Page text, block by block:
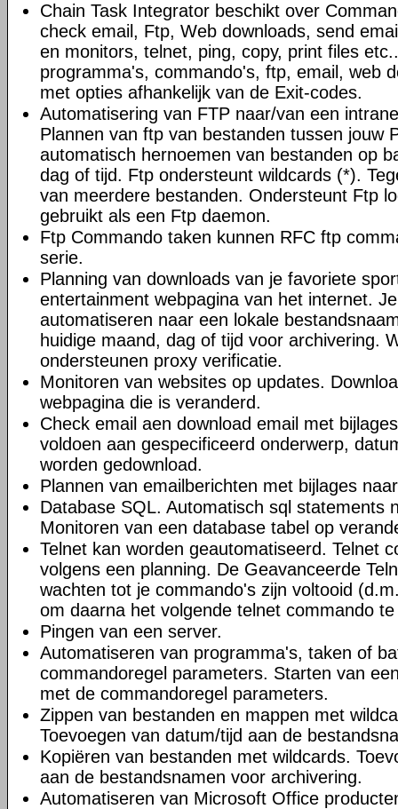
Chain Task Integrator beschikt over
check email, Ftp, Web downloads, send
en monitors, telnet, ping, copy, print files
programma's, commando's, ftp, email, web
met opties afhankelijk van de Exit-codes.
Automatisering van FTP naar/van een
Plannen van ftp van bestanden tussen jouw
automatisch hernoemen van bestanden op
dag of tijd. Ftp ondersteunt wildcards (*).
van meerdere bestanden. Ondersteunt Ftp
gebruikt als een Ftp daemon.
Ftp Commando taken kunnen RFC ftp
serie.
Planning van downloads van je favoriete
entertainment webpagina van het internet.
automatiseren naar een lokale
huidige maand, dag of tijd voor archivering.
ondersteunen proxy verificatie.
Monitoren van websites op updates.
webpagina die is veranderd.
Check email aen download email met
voldoen aan gespecificeerd onderwerp,
worden gedownload.
Plannen van emailberichten met bijlages
Database SQL. Automatisch sql statements
Monitoren van een database tabel op
Telnet kan worden geautomatiseerd. Telnet
volgens een planning. De Geavanceerde
wachten tot je commando's zijn voltooid
om daarna het volgende telnet commando
Pingen van een server.
Automatiseren van programma's, taken of
commandoregel parameters. Starten van
met de commandoregel parameters.
Zippen van bestanden en mappen met
Toevoegen van datum/tijd aan de
Kopiëren van bestanden met wildcards.
aan de bestandsnamen voor archivering.
Automatiseren van Microsoft Office